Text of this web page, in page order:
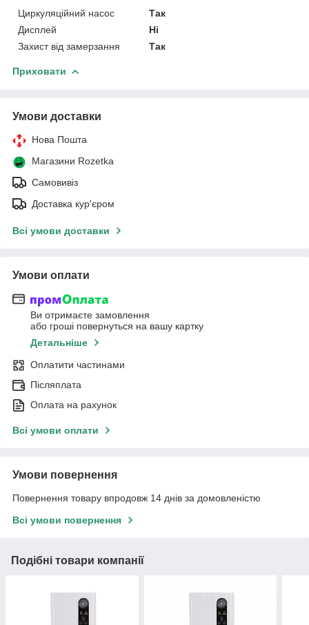
Циркуляційний насос
Так
Дисплей
Ні
Захист від замерзання
Так
Приховати
Умови доставки
Нова Пошта
Магазини Rozetka
Самовивіз
Доставка кур'єром
Всі умови доставки
Умови оплати
Ви отримаєте замовлення
або гроші повернуться на вашу картку
Детальніше
Оплатити частинами
Післяплата
Оплата на рахунок
Всі умови оплати
Умови повернення
Повернення товару впродовж 14 днів за домовленістю
Всі умови повернення
Подібні товари компанії